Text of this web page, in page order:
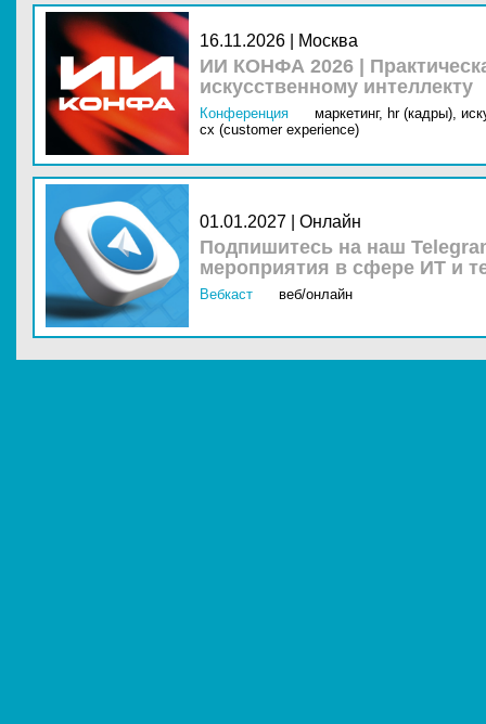
16.11.2026 | Москва
ИИ КОНФА 2026 |
искусственному интеллекту
Конференция маркетинг, hr (кадры),
cx (customer experience)
01.01.2027 | Онлайн
Подпишитесь на наш
мероприятия в сфере ИТ и
Вебкаст веб/онлайн